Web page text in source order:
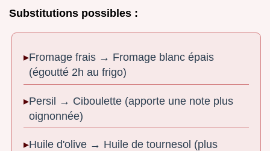
Substitutions possibles :
Fromage frais → Fromage blanc épais
(égoutté 2h au frigo)
Persil → Ciboulette (apporte une note plus
oignonnée)
Huile d'olive → Huile de tournesol (plus